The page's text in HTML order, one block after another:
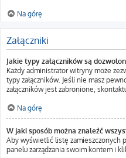
Na górę
Załączniki
Jakie typy załączników są
Każdy administrator witryny może
typy załączników. Jeśli nie masz
załączników jest zabronione,
Na górę
W jaki sposób można znaleźć
Aby wyświetlić listę zamieszczonych
panelu zarządzania swoim kontem i